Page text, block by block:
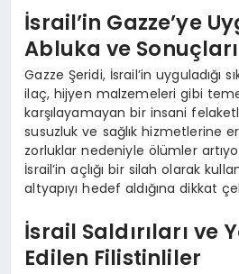
İsrail’in Gazze’ye
Abluka ve Sonuçları
Gazze Şeridi, İsrail’in uyguladığı
ilaç, hijyen malzemeleri gibi
karşılayamayan bir insani
susuzluk ve sağlık hizmetlerine
zorluklar nedeniyle ölümler
İsrail’in açlığı bir silah olarak
altyapıyı hedef aldığına dikkat
İsrail Saldırıları ve
Edilen Filistinliler